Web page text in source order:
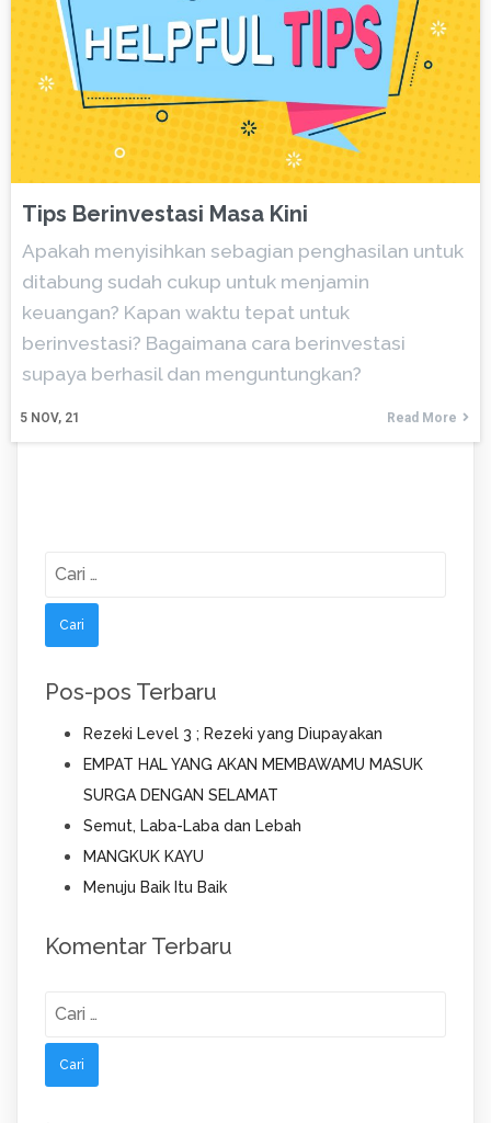
Tips Berinvestasi Masa Kini
5 NOV, 21
Apakah menyisihkan sebagian penghasilan untuk
ditabung sudah cukup untuk menjamin
keuangan? Kapan waktu tepat untuk
berinvestasi? Bagaimana cara berinvestasi
supaya berhasil dan menguntungkan?
Read More
Cari
Pos-pos Terbaru
Rezeki Level 3 ; Rezeki yang Diupayakan
EMPAT HAL YANG AKAN MEMBAWAMU MASUK
SURGA DENGAN SELAMAT
Semut, Laba-Laba dan Lebah
MANGKUK KAYU
Menuju Baik Itu Baik
Komentar Terbaru
Cari